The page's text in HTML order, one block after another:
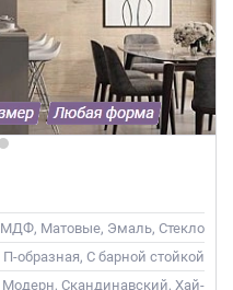
МДФ, Матовые, Эмаль, Стекло
П-образная, С барной стойкой
Модерн, Скандинавский, Хай-